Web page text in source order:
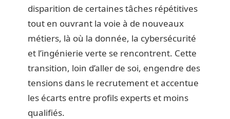
disparition de certaines tâches répétitives
tout en ouvrant la voie à de nouveaux
métiers, là où la donnée, la cybersécurité
et l’ingénierie verte se rencontrent. Cette
transition, loin d’aller de soi, engendre des
tensions dans le recrutement et accentue
les écarts entre profils experts et moins
qualifiés.